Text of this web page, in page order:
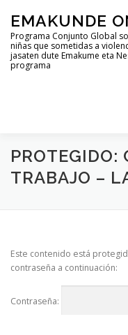
contenido
EMAKUNDE
Programa Conjunto Global
niñas que sometidas a
jasaten dute Emakume eta
programa
ACCESO PRIVADO-
CONTACTA CON EL
PROTEGIDO:
TRABAJO –
Este contenido está
contraseña a continuación:
Contraseña: